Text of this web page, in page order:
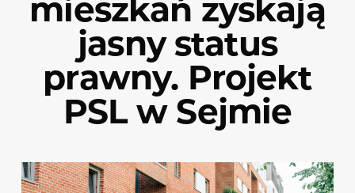
mieszkań zyskają
jasny status
prawny. Projekt
PSL w Sejmie